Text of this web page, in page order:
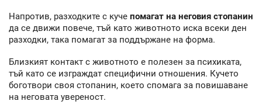
Напротив, разходките с куче помагат на неговия стопанин
да се движи повече, тъй като животното иска всеки ден
разходки, така помагат за поддържане на форма.
Близкият контакт с животното е полезен за психиката,
тъй като се изграждат специфични отношения. Кучето
боготвори своя стопанин, което спомага за повишаване
на неговата увереност.